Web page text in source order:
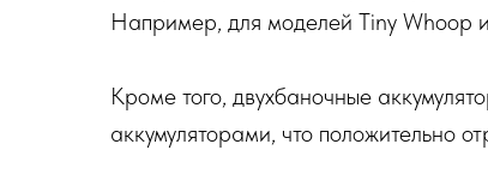
Например, для моделей Tiny Whoop
Кроме того, двухбаночные
аккумуляторами, что положительно